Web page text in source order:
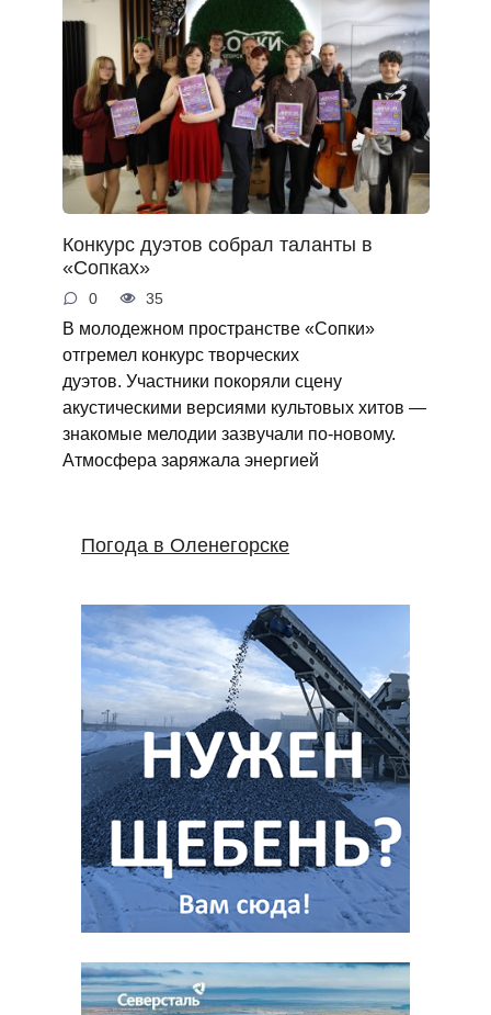
Конкурс дуэтов собрал таланты в
«Сопках»
0 35
В молодежном пространстве «Сопки»
отгремел конкурс творческих
дуэтов. Участники покоряли сцену
акустическими версиями культовых хитов —
знакомые мелодии зазвучали по‑новому.
Атмосфера заряжала энергией
Погода в Оленегорске